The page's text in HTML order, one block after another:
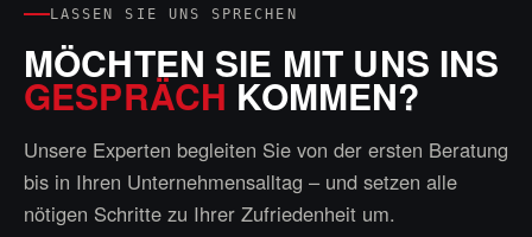
LASSEN SIE UNS SPRECHEN
MÖCHTEN SIE MIT UNS INS
GESPRÄCH KOMMEN?
Unsere Experten begleiten Sie von der ersten Beratung
bis in Ihren Unternehmensalltag – und setzen alle
nötigen Schritte zu Ihrer Zufriedenheit um.